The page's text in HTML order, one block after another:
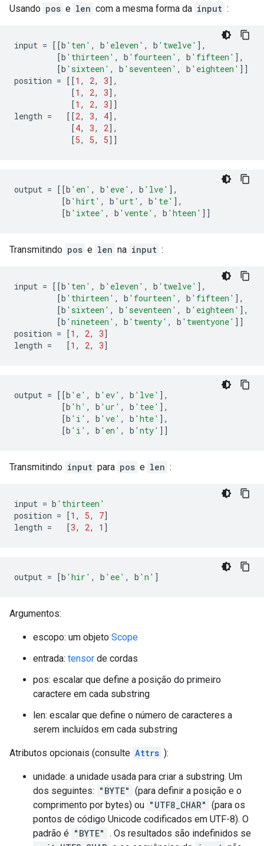
Usando pos e len com a mesma forma da input :
input = [[b 'ten' , b 'eleven' , b 'twelve' ],
[b 'thirteen' , b 'fourteen' , b 'fifteen' ],
[b 'sixteen' , b 'seventeen' , b 'eighteen' ]]
position = [[1 , 2, 3],
[1 , 2, 3],
[1 , 2, 3]]
length = [[2, 3, 4],
[4, 3, 2],
[5, 5, 5]]
output = [[b 'en' , b 'eve' , b 'lve' ],
[b 'hirt' , b 'urt' , b 'te' ],
[b 'ixtee' , b 'vente' , b 'hteen' ]]
Transmitindo pos e len na input :
input = [[b 'ten' , b 'eleven' , b 'twelve' ],
[b 'thirteen' , b 'fourteen' , b 'fifteen' ],
[b 'sixteen' , b 'seventeen' , b 'eighteen' ],
[b 'nineteen' , b 'twenty' , b 'twentyone' ]]
position = [1 , 2, 3]
length = [1 , 2, 3]
output = [[b 'e' , b 'ev' , b 'lve' ],
[b 'h' , b 'ur' , b 'tee' ],
[b 'i' , b 've' , b 'hte' ],
[b 'i' , b 'en' , b 'nty' ]]
Transmitindo input para pos e len :
input = b 'thirteen'
position = [1 , 5, 7]
length = [3, 2, 1 ]
output = [b 'hir' , b 'ee' , b 'n' ]
Argumentos:
escopo: um objeto Scope
entrada: tensor de cordas
pos: escalar que define a posição do primeiro
caractere em cada substring
len: escalar que define o número de caracteres a
serem incluídos em cada substring
Atributos opcionais (consulte Attrs ):
unidade: a unidade usada para criar a substring. Um
dos seguintes: "BYTE" (para definir a posição e o
comprimento por bytes) ou "UTF8_CHAR" (para os
pontos de código Unicode codificados em UTF-8). O
padrão é "BYTE" . Os resultados são indefinidos se